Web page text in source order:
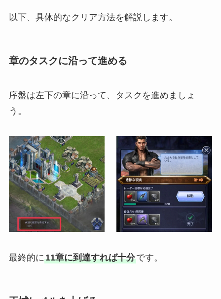
以下、具体的なクリア方法を解説します。
章のタスクに沿って進める
序盤は左下の章に沿って、タスクを進めましょ
う。
最終的に11章に到達すれば十分です。